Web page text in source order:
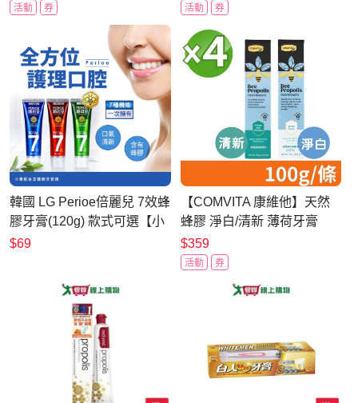
白/無氟兒童
活動 券 活動 券
韓國 LG Perioe倍麗兒 7效蜂
膠牙膏(120g) 款式可選【小
三美日】 D064223 刷牙
$69
【COMVITA 康維他】天然
蜂膠 淨白/清新 薄荷牙膏
100g/條 4條組
$359
活動 券